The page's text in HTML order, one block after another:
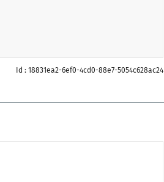
Id : 18831ea2-6ef0-4cd0-88e7-5054c628ac24